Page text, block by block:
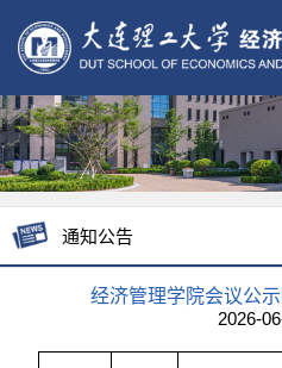
通知公告
经济管理学院会议公
2026-